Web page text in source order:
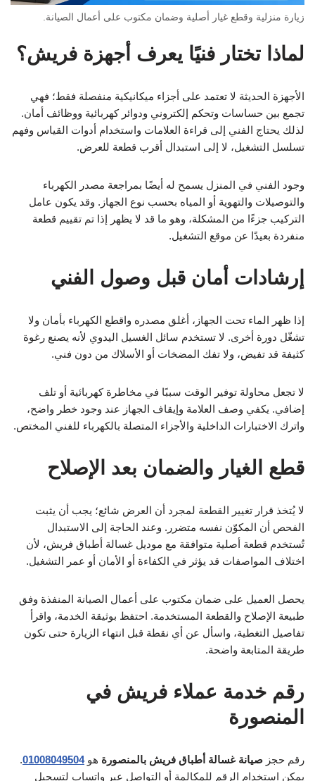
زيارة منزلية وقطع غيار أصلية وضمان مكتوب على أعمال الصيانة.
لماذا تختار فنيًا يعرف أجهزة فريش؟
الأجهزة الحديثة لا تعتمد على أجزاء ميكانيكية منفصلة فقط؛ فهي
تجمع بين حساسات وتحكم إلكتروني ودوائر كهربائية ووظائف أمان.
لذلك يحتاج الفني إلى قراءة العلامات واستخدام أدوات القياس وفهم
تسلسل التشغيل، لا إلى استبدال أقرب قطعة للعرض.
وجود الفني في المنزل يسمح له أيضًا بمراجعة مصدر الكهرباء
والتوصيلات والتهوية أو المياه بحسب نوع الجهاز. وقد يكون عامل
التركيب جزءًا من المشكلة، وهو ما قد لا يظهر إذا تم تقييم قطعة
منفردة بعيدًا عن موقع التشغيل.
إرشادات أمان قبل وصول الفني
إذا ظهر الماء تحت الجهاز، أغلق مصدره واقطع الكهرباء بأمان ولا
تشغّل دورة أخرى. لا تستخدم سائل الغسيل اليدوي لأنه يصنع رغوة
كثيفة قد تفيض، ولا تفك المضخات أو الأسلاك من دون فني.
لا تجعل محاولة توفير الوقت سببًا في مخاطرة كهربائية أو تلف
إضافي. يكفي وصف العلامة وإيقاف الجهاز عند وجود خطر واضح،
واترك الاختبارات الداخلية والأجزاء المتصلة بالكهرباء للفني المختص.
قطع الغيار والضمان بعد الإصلاح
لا يُتخذ قرار تغيير القطعة لمجرد أن العرض شائع؛ يجب أن يثبت
الفحص أن المكوّن نفسه متضرر. وعند الحاجة إلى الاستبدال
تُستخدم قطعة أصلية متوافقة مع موديل غسالة أطباق فريش، لأن
اختلاف المواصفات قد يؤثر في الكفاءة أو الأمان أو عمر التشغيل.
يحصل العميل على ضمان مكتوب على أعمال الصيانة المنفذة وفق
طبيعة الإصلاح والقطعة المستخدمة. احتفظ بوثيقة الخدمة، واقرأ
تفاصيل التغطية، واسأل عن أي نقطة قبل انتهاء الزيارة حتى تكون
طريقة المتابعة واضحة.
رقم خدمة عملاء فريش في
المنصورة
رقم حجز صيانة غسالة أطباق فريش بالمنصورة هو01008049504
.
يمكن استخدام الرقم للمكالمة أو التواصل عبر واتساب لتسجيل